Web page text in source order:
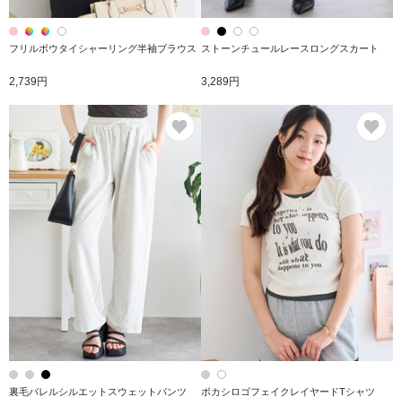
フリルボウタイシャーリング半袖ブラウス
2,739円
ストーンチュールレースロングスカート
3,289円
お気に入り
裏毛バレルシルエットスウェットパンツ ボカシロゴフェイクレイヤードTシャツ